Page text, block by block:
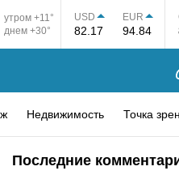
утром +11°
днем +30°
USD
82.17
EUR
94.84
Недвижимость Точка
Последние